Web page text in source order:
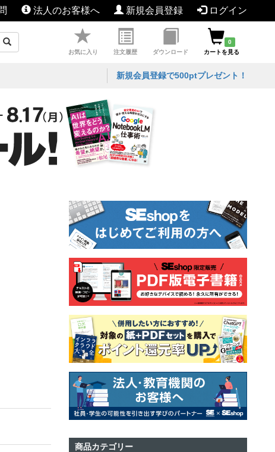
法人のお客様へ 新規会員登録 ログイン
お気に入り 注文履歴 ダウンロード
0
カートを見る
新規会員登録で500ptプレゼント！
商品カテゴリー